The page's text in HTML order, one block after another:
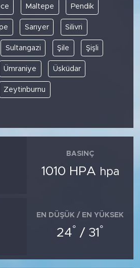
Maltepe Pendik
Sarıyer Silivri
Sultangazi Şile Şişli
Ümraniye Üsküdar
Zeytinburnu
BASINÇ
1010 HPA hpa
EN DÜŞÜK / EN YÜKSEK
24° / 31 °